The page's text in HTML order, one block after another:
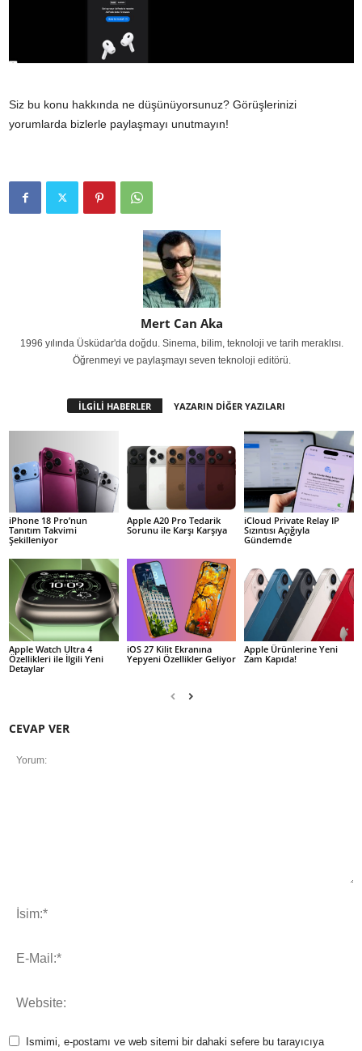
Siz bu konu hakkında ne düşünüyorsunuz? Görüşlerinizi
yorumlarda bizlerle paylaşmayı unutmayın!
Mert Can Aka
1996 yılında Üsküdar'da doğdu. Sinema, bilim, teknoloji ve tarih meraklısı.
Öğrenmeyi ve paylaşmayı seven teknoloji editörü.
İLGİLİ HABERLER YAZARIN DİĞER YAZILARI
iPhone 18 Pro’nun
Tanıtım Takvimi
Şekilleniyor
Apple A20 Pro Tedarik
Sorunu ile Karşı Karşıya
iCloud Private Relay IP
Sızıntısı Açığıyla
Gündemde
Apple Watch Ultra 4
Özellikleri ile İlgili Yeni
Detaylar
iOS 27 Kilit Ekranına
Yepyeni Özellikler Geliyor
Apple Ürünlerine Yeni
Zam Kapıda!
CEVAP VER
Ismimi, e-postamı ve web sitemi bir dahaki sefere bu tarayıcıya